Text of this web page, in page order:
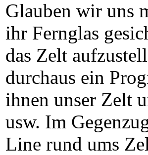
Glauben wir uns
ihr Fernglas
das Zelt
durchaus ein
ihnen unser Zelt
usw. Im
Line rund ums